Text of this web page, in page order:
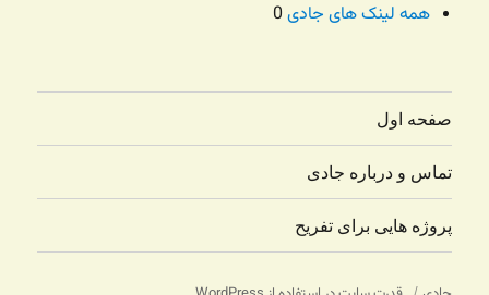
همه لینک های جادی
صفحه اول
تماس و درباره جادی
پروژه هایی برای تفریح